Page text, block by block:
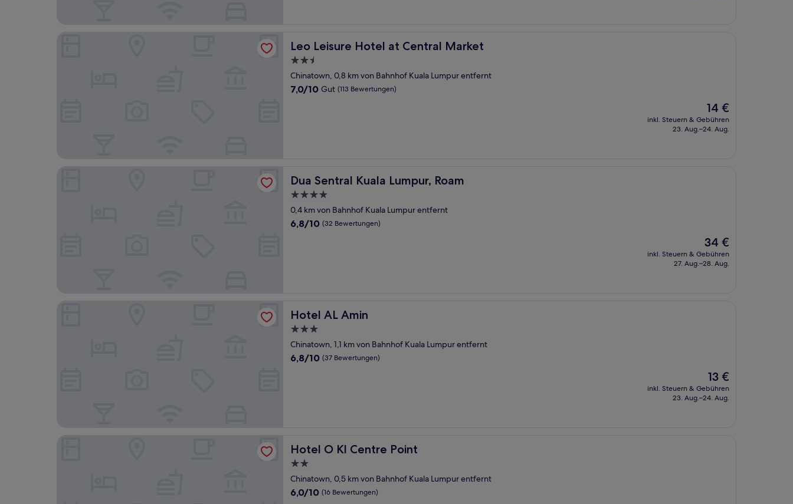
Leo Leisure Hotel at Central Market
Leo Leisure Hotel at Central Market
2.5-
Sterne-
Unterkunft
Chinatown, 0,8 km von Bahnhof Kuala Lumpur entfernt
7.0
7,0/10 Gut (113 Bewertungen)
Der
Preis
beträgt
14 €
inkl. Steuern & Gebühren
23. Aug.–24. Aug.
Dua Sentral Kuala Lumpur, Roam
Dua Sentral Kuala Lumpur, Roam
4.0-
Sterne-
Unterkunft
0,4 km von Bahnhof Kuala Lumpur entfernt
6.8
6,8/10 (32 Bewertungen)
Der
Preis
beträgt
34 €
inkl. Steuern & Gebühren
27. Aug.–28. Aug.
Hotel AL Amin
Hotel AL Amin
3.0-
Sterne-
Unterkunft
Chinatown, 1,1 km von Bahnhof Kuala Lumpur entfernt
6.8
6,8/10 (37 Bewertungen)
Der
Preis
beträgt
13 €
inkl. Steuern & Gebühren
23. Aug.–24. Aug.
Hotel O Kl Centre Point
Hotel O Kl Centre Point
2.0-
Sterne-
Unterkunft
Chinatown, 0,5 km von Bahnhof Kuala Lumpur entfernt
6.0
6,0/10 (16 Bewertungen)